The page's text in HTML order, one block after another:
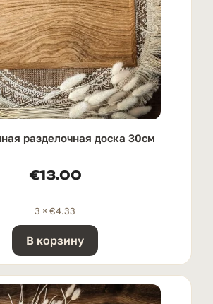
разделочная доска 30см
€13.00
3 × €4.33
В корзину